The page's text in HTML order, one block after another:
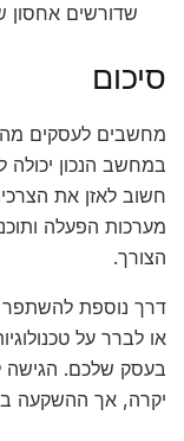
שדורשים אחסון
סיכום
מחשבים לעסקים
במחשב הנכון יכולה
חשוב לאזן את
מערכות הפעלה
הצורך.
דרך נוספת
או לברר על
בעסק שלכם. הגישה
יקרה, אך ההשקעה